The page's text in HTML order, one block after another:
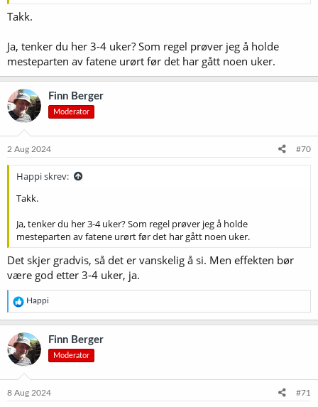
Takk.
Ja, tenker du her 3-4 uker? Som regel prøver jeg å holde
mesteparten av fatene urørt før det har gått noen uker.
Finn Berger
Moderator
2 Aug 2024 #70
Happi skrev:
Takk.
Ja, tenker du her 3-4 uker? Som regel prøver jeg å holde
mesteparten av fatene urørt før det har gått noen uker.
Det skjer gradvis, så det er vanskelig å si. Men effekten bør
være god etter 3-4 uker, ja.
R
e
a
k
s
j
o
e
Happi
Finn Berger
Moderator
8 Aug 2024 #71